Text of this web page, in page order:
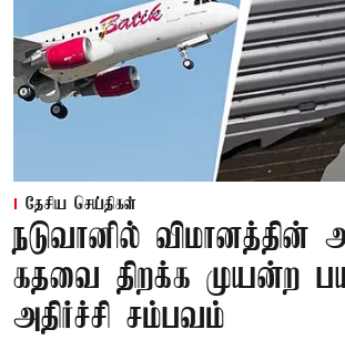
தேசிய செய்திகள்
நடுவானில் விமானத்தின்
கதவை திறக்க முயன்ற
அதிர்ச்சி சம்பவம்